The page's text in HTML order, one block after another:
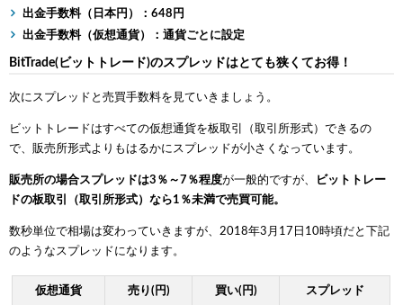
出金手数料（日本円）：648円
出金手数料（仮想通貨）：通貨ごとに設定
BitTrade(ビットトレード)のスプレッドはとても狭くてお得！
次にスプレッドと売買手数料を見ていきましょう。
ビットトレードはすべての仮想通貨を板取引（取引所形式）できるの
で、販売所形式よりもはるかにスプレッドが小さくなっています。
販売所の場合スプレッドは3％～7％程度が一般的ですが、
ビットトレー
ドの板取引（取引所形式）なら1％未満で売買可能。
数秒単位で相場は変わっていきますが、2018年3月17日10時頃だと下記
のようなスプレッドになります。
仮想通貨 売り(円) 買い(円) スプレッド